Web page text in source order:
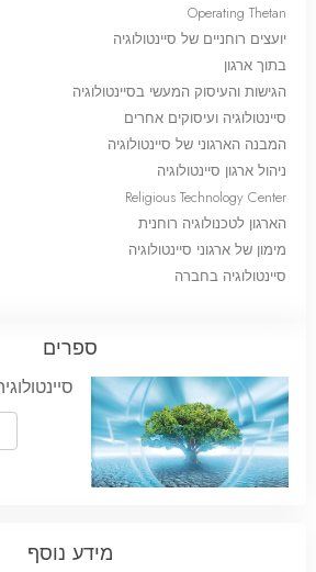
Operating Thetan
יועצים רוחניים של סיינטולוגיה
בתוך ארגון
הגישות והעיסוק המעשי בסיינטולוגיה
סיינטולוגיה ועיסוקים אחרים
המבנה הארגוני של סיינטולוגיה
ניהול ארגון סיינטולוגיה
Religious Technology Center
הארגון לטכנולוגיה רוחנית
מימון של ארגוני סיינטולוגיה
סיינטולוגיה בחברה
ספרים
מידע נוסף